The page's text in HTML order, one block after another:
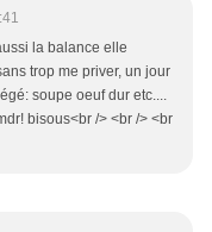
la balance elle
trop me priver, un jour
soupe oeuf dur etc....
bisous<br /> <br /> <br